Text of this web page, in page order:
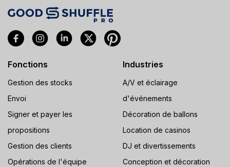
Fonctions
Gestion des stocks
Envoi
Signer et payer les
propositions
Gestion des clients
Opérations de l'équipe
Industries
A/V et éclairage
d'événements
Décoration de ballons
Location de casinos
DJ et divertissements
Conception et décoration